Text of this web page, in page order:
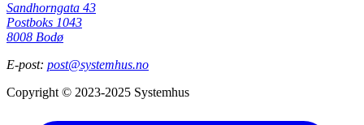
Sandhorngata 43
Postboks 1043
8008 Bodø
E-post: post@systemhus.no
Copyright © 2023-2025 Systemhus